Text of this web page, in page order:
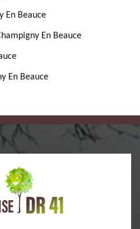
En Beauce
En Beauce
En Beauce